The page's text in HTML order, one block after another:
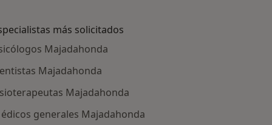
más solicitados
Majadahonda
Majadahonda
Majadahonda
generales Majadahonda